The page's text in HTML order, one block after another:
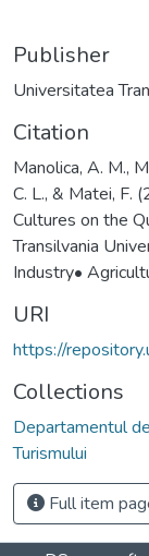
Publisher
Universitatea
Citation
Manolica, A. M.,
C. L., & Matei, F.
Cultures on the
Transilvania
Industry•
URI
https://
Collections
Departamentul
Turismului
Full item